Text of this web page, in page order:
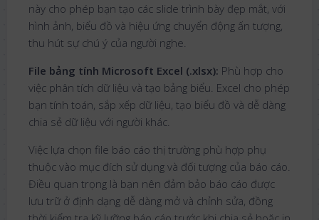
này cho phép bạn tạo các slide trình bày đẹp mắt, với
hình ảnh, biểu đồ và hiệu ứng chuyển động ấn tượng,
thu hút sự chú ý của người nghe.
File bảng tính Microsoft Excel (.xlsx): Phù hợp cho
việc phân tích dữ liệu và tạo bảng biểu. Excel cho phép
bạn tính toán, sắp xếp dữ liệu, tạo biểu đồ và dễ dàng
chia sẻ dữ liệu với người khác.
Việc lựa chọn file báo cáo thị trường phù hợp phụ
thuộc vào mục đích sử dụng và đối tượng của báo cáo.
Điều quan trọng là bạn nên đảm bảo báo cáo được
lưu trữ ở định dạng dễ dàng mở và chỉnh sửa, đồng